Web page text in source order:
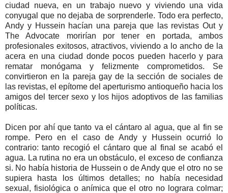
ciudad nueva, en un trabajo nuevo y viviendo una vida
conyugal que no dejaba de sorprenderle. Todo era perfecto,
Andy y Hussein hacían una pareja que las revistas Out y
The Advocate morirían por tener en portada, ambos
profesionales exitosos, atractivos, viviendo a lo ancho de la
acera en una ciudad donde pocos pueden hacerlo y para
rematar monógama y felizmente comprometidos. Se
convirtieron en la pareja gay de la sección de sociales de
las revistas, el epítome del aperturismo antioqueño hacia los
amigos del tercer sexo y los hijos adoptivos de las familias
políticas.
Dicen por ahí que tanto va el cántaro al agua, que al fin se
rompe. Pero en el caso de Andy y Hussein ocurrió lo
contrario: tanto recogió el cántaro que al final se acabó el
agua. La rutina no era un obstáculo, el exceso de confianza
si. No había historia de Hussein o de Andy que el otro no se
supiera hasta los últimos detalles; no había necesidad
sexual, fisiológica o anímica que el otro no lograra colmar;